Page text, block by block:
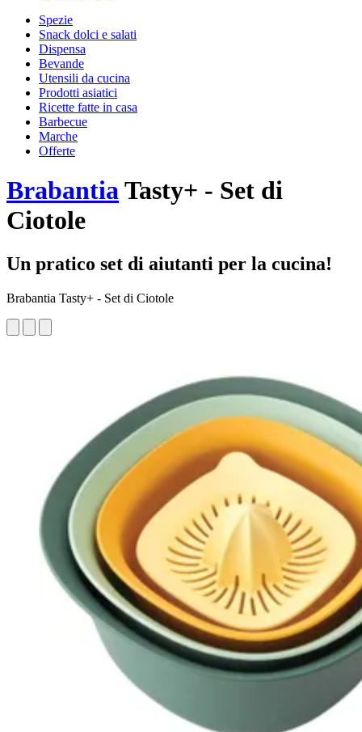
Spezie
Snack dolci e salati
Dispensa
Bevande
Utensili da cucina
Prodotti asiatici
Ricette fatte in casa
Barbecue
Marche
Offerte
BrabantiaTasty+ - Set di
Ciotole
Un pratico set di aiutanti per la cucina!
Brabantia Tasty+ - Set di Ciotole